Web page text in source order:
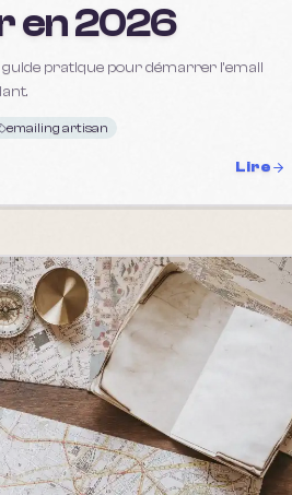
en 2026
guide pratique pour démarrer l'email
emailing artisan
Lire